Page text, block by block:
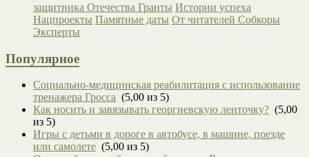
защитника Отечества Гранты Истории успеха
Нацпроекты Памятные даты От читателей Собкоры
Эксперты
Популярное
Социально-медицинская реабилитация с использование
тренажера Гросса (5,00 из 5)
Как носить и завязывать георгиевскую ленточку? (5,00
из 5)
Игры с детьми в дороге в автобусе, в машине, поезде
или самолете (5,00 из 5)